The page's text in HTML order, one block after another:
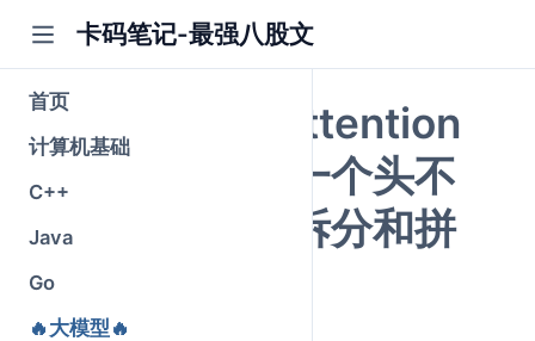
卡码笔记-最强八股文
首页
计算机基础
C++
Java
Go
🔥大模型🔥
Multi-Head Attention
详解：为什么一个头不
够，多头怎么拆分和拼
接